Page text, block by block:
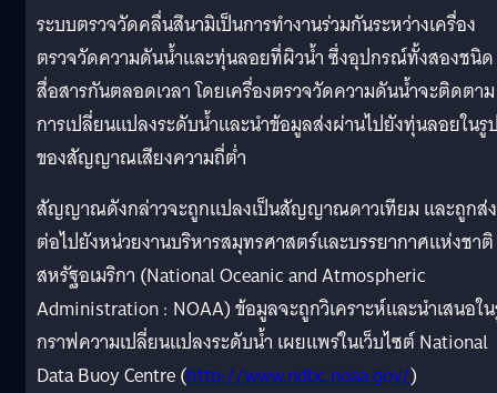
ระบบตรวจวัดคลื่นสึนามิเป็นการทำงานร่วมกันระหว่างเครื่อง
ตรวจวัดความดันน้ำและทุ่นลอยที่ผิวน้ำ ซึ่งอุปกรณ์ทั้งสองชนิด
สื่อสารกันตลอดเวลา โดยเครื่องตรวจวัดความดันน้ำจะติดตาม
การเปลี่ยนแปลงระดับน้ำและนำข้อมูลส่งผ่านไปยังทุ่นลอยในรู
ของสัญญาณเสียงความถี่ต่ำ
สัญญาณดังกล่าวจะถูกแปลงเป็นสัญญาณดาวเทียม และถูกส่ง
ต่อไปยังหน่วยงานบริหารสมุทรศาสตร์และบรรยากาศแห่งชาติ
สหรัฐอเมริกา (National Oceanic and Atmospheric
Administration : NOAA) ข้อมูลจะถูกวิเคราะห์และนำเสนอใ
กราฟความเปลี่ยนแปลงระดับน้ำ เผยแพร่ในเว็บไซต์ National
Data Buoy Centre (http://www.ndbc.noaa.gov/)